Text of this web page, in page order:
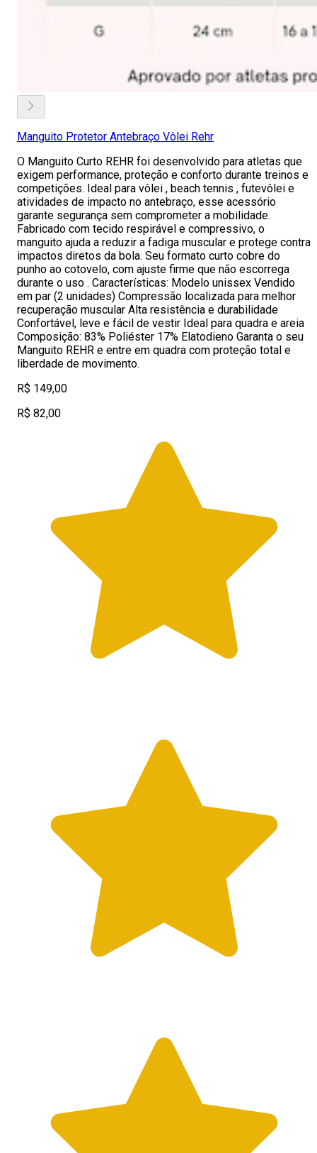
Manguito Protetor Antebraço Vôlei Rehr
O Manguito Curto REHR foi desenvolvido para atletas que
exigem performance, proteção e conforto durante treinos e
competições. Ideal para vôlei , beach tennis , futevôlei e
atividades de impacto no antebraço, esse acessório
garante segurança sem comprometer a mobilidade.
Fabricado com tecido respirável e compressivo, o
manguito ajuda a reduzir a fadiga muscular e protege contra
impactos diretos da bola. Seu formato curto cobre do
punho ao cotovelo, com ajuste firme que não escorrega
durante o uso . Características: Modelo unissex Vendido
em par (2 unidades) Compressão localizada para melhor
recuperação muscular Alta resistência e durabilidade
Confortável, leve e fácil de vestir Ideal para quadra e areia
Composição: 83% Poliéster 17% Elatodieno Garanta o seu
Manguito REHR e entre em quadra com proteção total e
liberdade de movimento.
R$ 149,00
R$ 82,00